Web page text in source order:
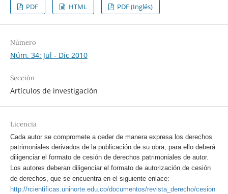
PDF HTML PDF (Inglés)
Número
Núm. 34: Jul - Dic 2010
Sección
Artículos de investigación
Licencia
Cada autor se compromete a ceder de manera expresa los derechos
patrimoniales derivados de la publicación de su obra; para ello deberá
diligenciar el formato de cesión de derechos patrimoniales de autor.
Los autores deberan diligenciar el formato de autorización de cesión
de derechos, que se encuentra en el siguiente enlace:
http://rcientificas.uninorte.edu.co/documentos/revista_derecho/cesion